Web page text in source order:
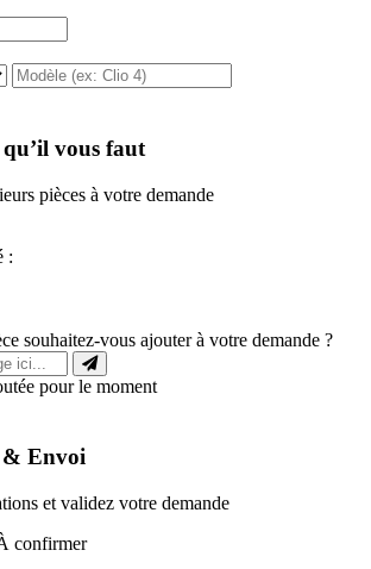
qu’il vous faut
pièces à votre demande
:
souhaitez-vous ajouter à votre demande ?
pour le moment
& Envoi
et validez votre demande
confirmer